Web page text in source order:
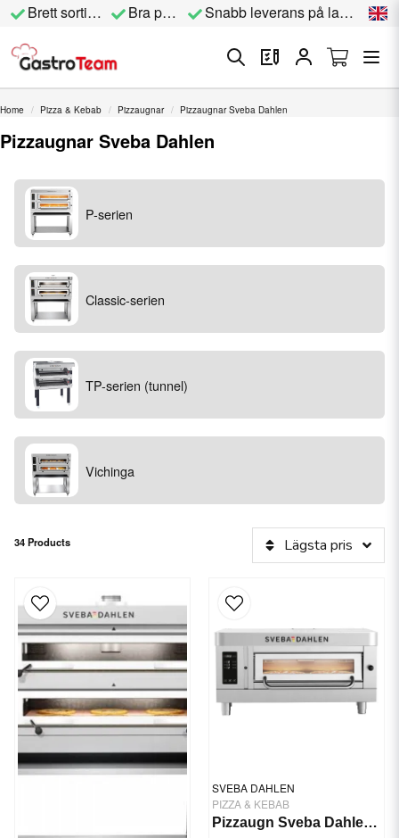
Brett sortiment Bra priser Snabb leverans på lagervara
Home Pizza & Kebab Pizzaugnar Pizzaugnar Sveba Dahlen
Pizzaugnar Sveba Dahlen
P-serien
Classic-serien
TP-serien (tunnel)
Vichinga
34 Products Lägsta pris
SVEBA DAHLEN
PIZZA & KEBAB
Pizzaugn Sveba Dahlen P-201, 1-däck